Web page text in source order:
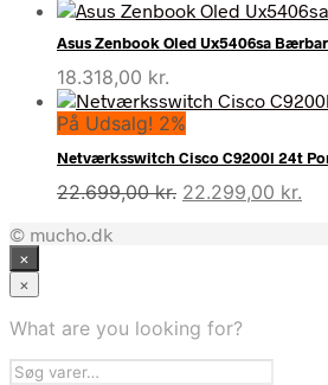
Asus Zenbook Oled Ux5406sa
18.318,00 kr.
På Udsalg! 2%
Netværksswitch Cisco C9200l 24t
22.699,00kr. Den
22.299,00 kr.
© mucho.dk
×
×
What are you looking for?